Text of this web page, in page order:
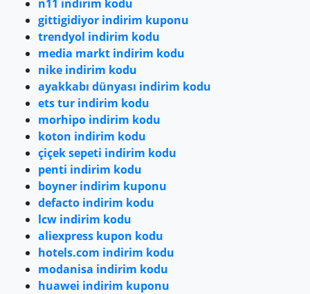
Şık ve güzel bir görünüme sahip olmak için dikkat etmemiz
gereken birçok unsur bulunmakta ve bu unsurlara dikkat ederek
doğru tercihler yapıldığında ortaya çıkacak sonuçlar ise gerçekten
bizleri çok mutlu etmektedir. Yaptığımız tercihler özellikle
modaya ve mevsim koşullarına olan uyumu tarzımızı
oluşturmakta, dış görünüşümüzü belirlemekte en önemli
unsurlardandır. Özellikle bu unsurlara dikkat etmemiz bizlere şık
bir görünüme sahip olma yolunda çok faydalı olacak, tarzımızı
oluşturmamıza yardımcı olacaktır.
n11 indirim kodu
gittigidiyor indirim kuponu
trendyol indirim kodu
media markt indirim kodu
nike indirim kodu
ayakkabı dünyası indirim kodu
ets tur indirim kodu
morhipo indirim kodu
koton indirim kodu
çiçek sepeti indirim kodu
penti indirim kodu
boyner indirim kuponu
defacto indirim kodu
lcw indirim kodu
aliexpress kupon kodu
hotels.com indirim kodu
modanisa indirim kodu
huawei indirim kuponu